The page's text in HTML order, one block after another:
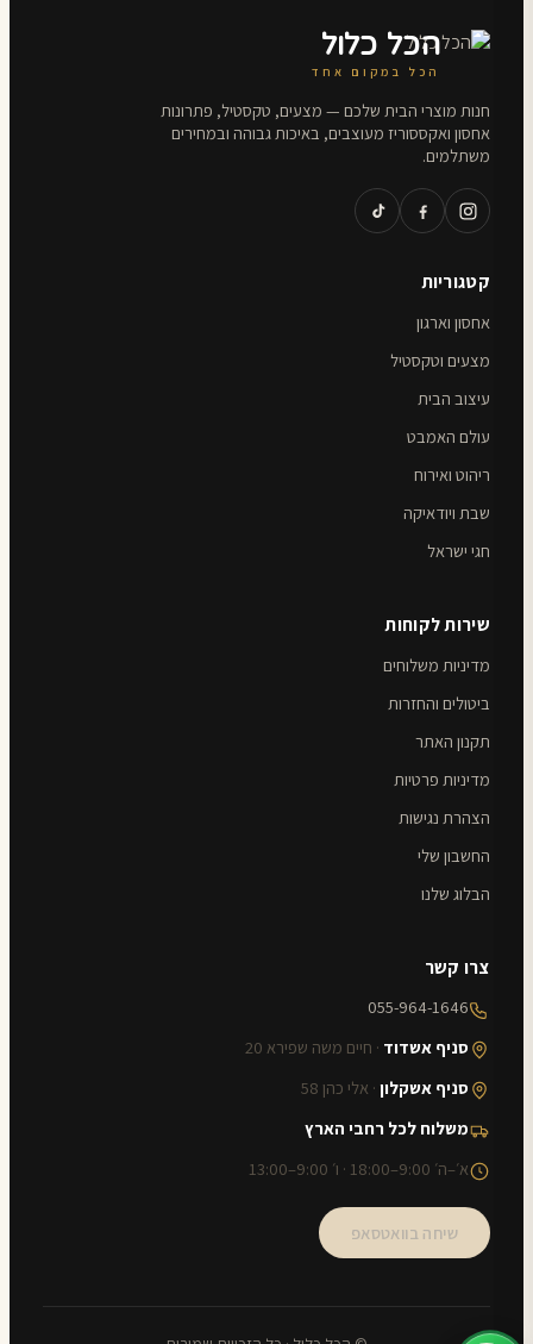
הכל כלול
הכל במקום אחד
חנות מוצרי הבית שלכם — מצעים, טקסטיל, פתרונות
אחסון ואקססוריז מעוצבים, באיכות גבוהה ובמחירים
משתלמים.
קטגוריות
אחסון וארגון
מצעים וטקסטיל
עיצוב הבית
עולם האמבט
ריהוט ואירוח
שבת ויודאיקה
חגי ישראל
שירות לקוחות
מדיניות משלוחים
ביטולים והחזרות
תקנון האתר
מדיניות פרטיות
הצהרת נגישות
החשבון שלי
הבלוג שלנו
צרו קשר
055-964-1646
סניף אשדוד · חיים משה שפירא 20
סניף אשקלון · אלי כהן 58
משלוח לכל רחבי הארץ
א׳–ה׳ 9:00–18:00 · ו׳ 9:00–13:00
שיחה בוואטסאפ